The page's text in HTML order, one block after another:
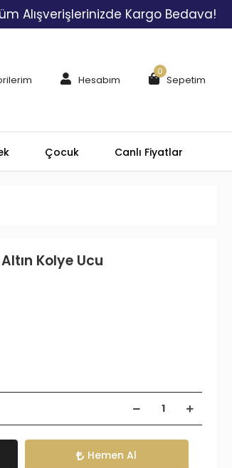
Kargo Bedava!
Hesabım Sepetim
0
Çocuk Canlı Fiyatlar
Kolye Ucu
Hemen Al